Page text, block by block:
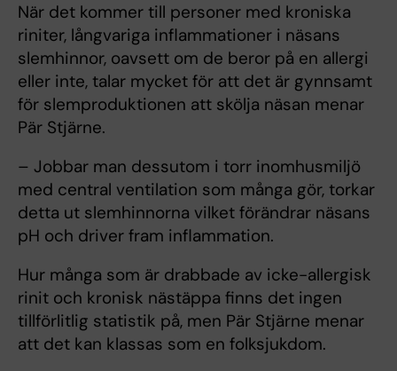
När det kommer till personer med kroniska
riniter, långvariga inflammationer i näsans
slemhinnor, oavsett om de beror på en allergi
eller inte, talar mycket för att det är gynnsamt
för slemproduktionen att skölja näsan menar
Pär Stjärne.
– Jobbar man dessutom i torr inomhusmiljö
med central ventilation som många gör, torkar
detta ut slemhinnorna vilket förändrar näsans
pH och driver fram inflammation.
Hur många som är drabbade av icke-allergisk
rinit och kronisk nästäppa finns det ingen
tillförlitlig statistik på, men Pär Stjärne menar
att det kan klassas som en folksjukdom.